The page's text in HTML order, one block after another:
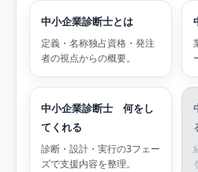
中小企業診断士とは
定義・名称独占資格・発注
者の視点からの概要。
中小企業診断士 何をし
てくれる
診断・設計・実行の3フェー
ズで支援内容を整理。